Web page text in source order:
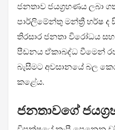
ජනතාව ජයග්‍රහණය ලබා
පාර්ලිමේන්තු මන්ත්‍රී හර්ෂ ද
තිරසාර ජනතා විරෝධය
පීඩනය ඒකාබද්ධ වීමෙන්
බැසීමට අවසානයේ බල
කළේය.
ජනතාවගේ